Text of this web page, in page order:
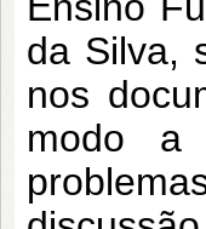
da Silva,
nos
modo a